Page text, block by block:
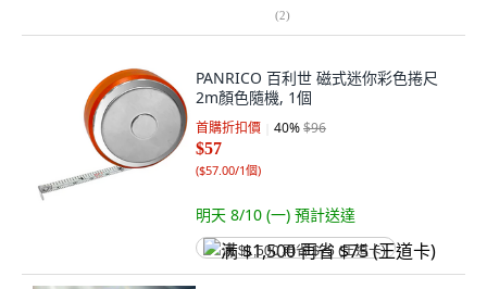
(2)
PANRICO 百利世 磁式迷你彩色捲尺
2m顏色隨機, 1個
首購折扣價 40%$96
$57
($57.00/1個)
明天 8/10 (一) 預計送達
满 $1,500 再省 $75 (王道卡)